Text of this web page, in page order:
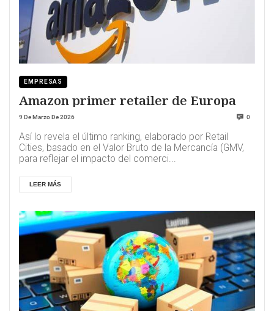
EMPRESAS
Amazon primer retailer de Europa
9 De Marzo De 2026 0
Así lo revela el último ranking, elaborado por Retail
Cities, basado en el Valor Bruto de la Mercancía (GMV,
para reflejar el impacto del comerci...
LEER MÁS